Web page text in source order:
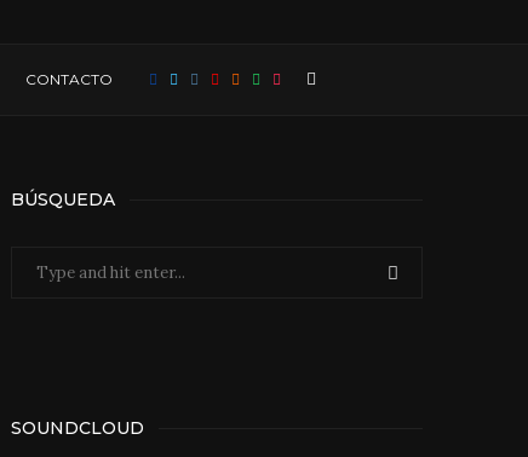
CONTACTO
BÚSQUEDA
SOUNDCLOUD